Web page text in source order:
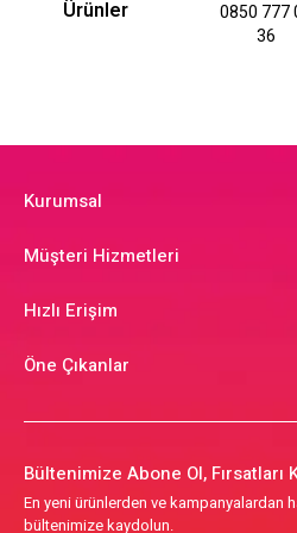
Ürünler
0850 777
36
Kurumsal
Müşteri Hizmetleri
Hızlı Erişim
Öne Çıkanlar
Bültenimize Abone Ol, Fırsatları
En yeni ürünlerden ve kampanyalardan
bültenimize kaydolun.